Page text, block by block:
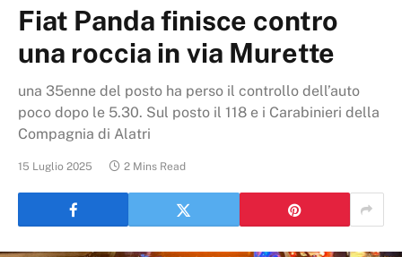
Fiat Panda finisce contro
una roccia in via Murette
una 35enne del posto ha perso il controllo dell’auto
poco dopo le 5.30. Sul posto il 118 e i Carabinieri della
Compagnia di Alatri
15 Luglio 2025 2 Mins Read